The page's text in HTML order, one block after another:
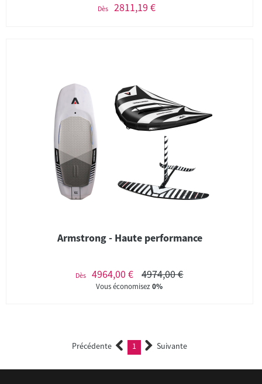
Dès 2811,19 €
Armstrong - Haute performance
Dès 4964,00 € 4974,00 €
Vous économisez0%
Précédente 1 (current)Suivante